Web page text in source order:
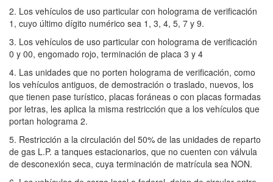
2. Los vehículos de uso particular con holograma de verificación
1, cuyo último dígito numérico sea 1, 3, 4, 5, 7 y 9.
3. Los vehículos de uso particular con holograma de verificación
0 y 00, engomado rojo, terminación de placa 3 y 4
4. Las unidades que no porten holograma de verificación, como
los vehículos antiguos, de demostración o traslado, nuevos, los
que tienen pase turístico, placas foráneas o con placas formadas
por letras, les aplica la misma restricción que a los vehículos que
portan holograma 2.
5. Restricción a la circulación del 50% de las unidades de reparto
de gas L.P. a tanques estacionarios, que no cuenten con válvula
de desconexión seca, cuya terminación de matrícula sea NON.